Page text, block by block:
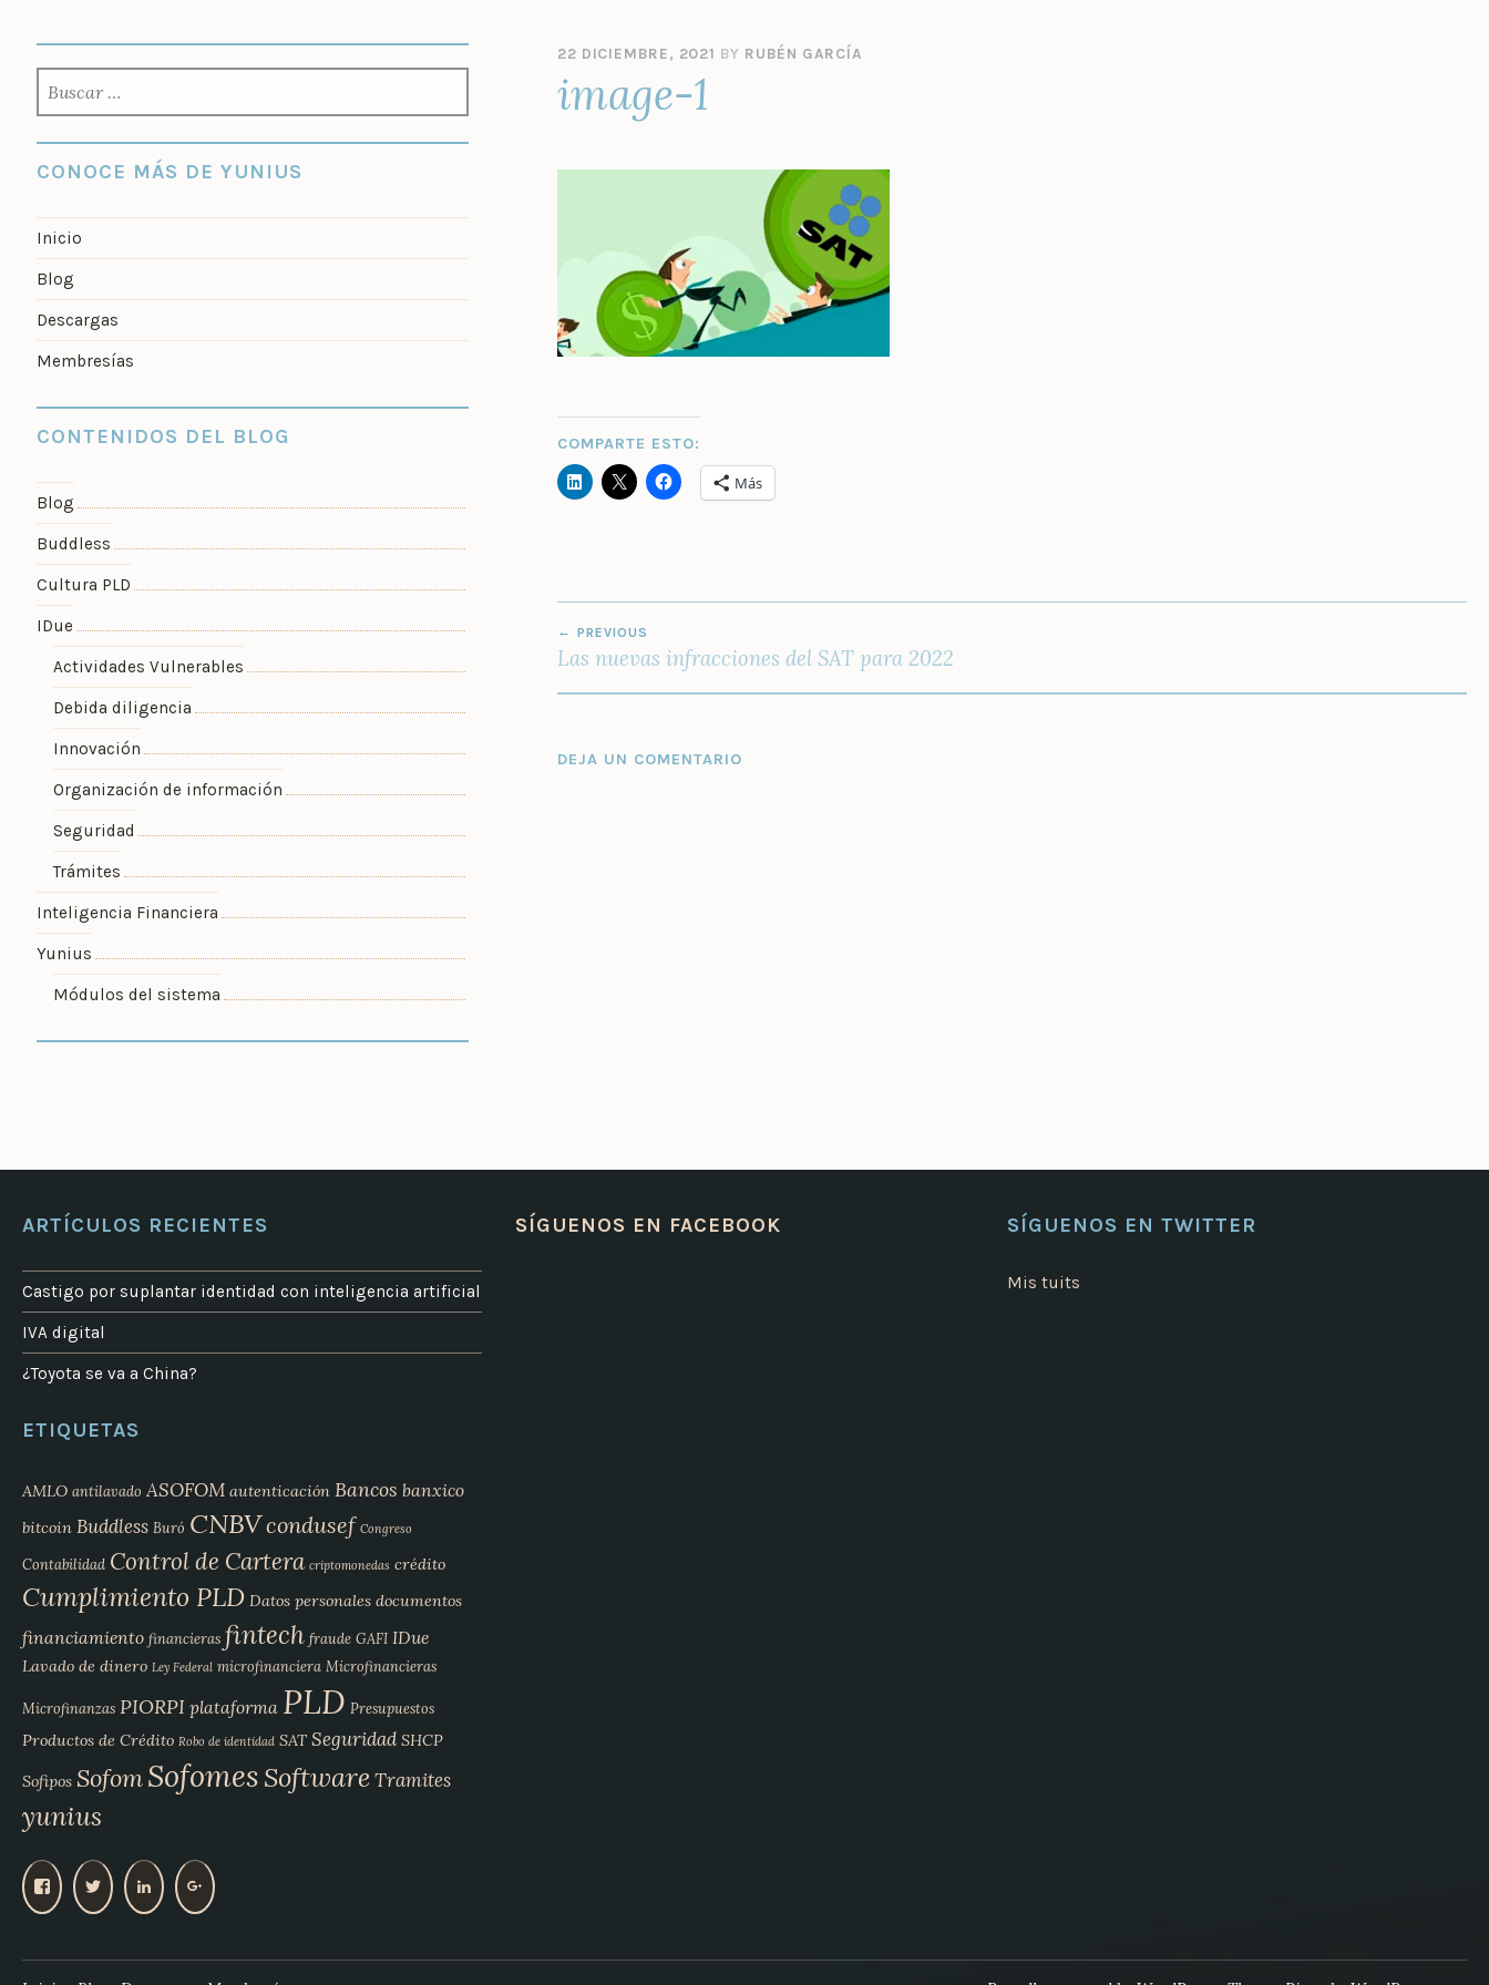
22 DICIEMBRE, 2021 BY RUBÉN GARCÍA
image-1
COMPARTE ESTO:
Más
DE
PREVIOUS
Las nuevas infracciones del SAT para 2022
DEJA UN COMENTARIO
CONOCE MÁS DE YUNIUS
Inicio
Blog
Descargas
Membresías
CONTENIDOS DEL BLOG
Blog
Buddless
Cultura PLD
IDue
Actividades Vulnerables
Debida diligencia
Innovación
Organización de información
Seguridad
Trámites
Inteligencia Financiera
Yunius
Módulos del sistema
ARTÍCULOS RECIENTES
Castigo por suplantar identidad con inteligencia artificial
IVA digital
¿Toyota se va a China?
ETIQUETAS
AMLO antilavado ASOFOM autenticación Bancos banxico
bitcoin Buddless Buró CNBVcondusef Congreso
Contabilidad Control de Cartera criptomonedas crédito
Cumplimiento PLD Datos personales documentos
financiamiento financieras fintech fraude GAFI IDue
Lavado de dinero Ley Federal microfinanciera Microfinancieras
Microfinanzas PIORPI plataforma PLD Presupuestos
Productos de Crédito Robo de identidad SAT Seguridad SHCP
Sofipos SofomSofomesSoftwareTramites
yunius
V
p
V
p
V
p
V
p
SÍGUENOS EN FACEBOOK SÍGUENOS EN TWITTER
Mis tuits